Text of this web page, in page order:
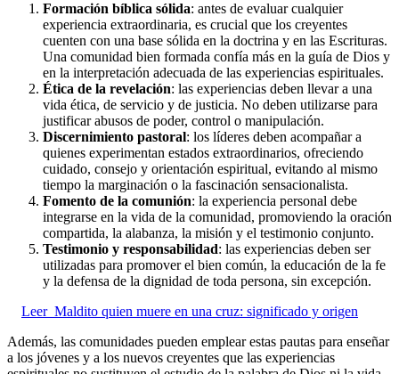
Formación bíblica sólida: antes de evaluar cualquier
experiencia extraordinaria, es crucial que los creyentes
cuenten con una base sólida en la doctrina y en las Escrituras.
Una comunidad bien formada confía más en la guía de Dios y
en la interpretación adecuada de las experiencias espirituales.
Ética de la revelación: las experiencias deben llevar a una
vida ética, de servicio y de justicia. No deben utilizarse para
justificar abusos de poder, control o manipulación.
Discernimiento pastoral: los líderes deben acompañar a
quienes experimentan estados extraordinarios, ofreciendo
cuidado, consejo y orientación espiritual, evitando al mismo
tiempo la marginación o la fascinación sensacionalista.
Fomento de la comunión: la experiencia personal debe
integrarse en la vida de la comunidad, promoviendo la oración
compartida, la alabanza, la misión y el testimonio conjunto.
Testimonio y responsabilidad: las experiencias deben ser
utilizadas para promover el bien común, la educación de la fe
y la defensa de la dignidad de toda persona, sin excepción.
Leer Maldito quien muere en una cruz: significado y origen
Además, las comunidades pueden emplear estas pautas para enseñar
a los jóvenes y a los nuevos creyentes que las experiencias